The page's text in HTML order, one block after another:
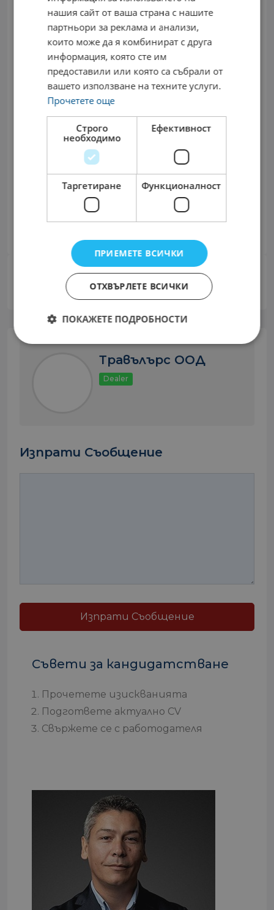
автобиография с актуална снимка на имейл
lina.petkova@travellers.bg.
Телефон за връзка: 0888 458 158
Всяко изпратено CV ще бъде обстойно разгледано и при
одобрение, ще бъдете поканени на интервю.
Всички данни, предоставени от Вас, са защитени по
смисъла на ЗЗЛД и ще бъдат използвани единствено за
целите на настоящия подбор.
Сподели:
Facebook
Twitter
LinkedIn
Share
Травълърс ООД
Dealer
Изпрати Съобщение
Изпрати Съобщение
Съвети за кандидатстване
Прочетете изискванията
Подгответе актуално CV
Свържете се с работодателя
нашия сайт от ваша страна с нашите
партньори за реклама и анализи,
които може да я комбинират с друга
информация, която сте им
предоставили или която са събрали от
вашето използване на техните услуги.
Прочетете още
Строго
необходимо
Ефективност
Таргетиране Функционалност
ПРИЕМЕТЕ ВСИЧКИ
ОТХВЪРЛЕТЕ ВСИЧКИ
ПОКАЖЕТЕ ПОДРОБНОСТИ